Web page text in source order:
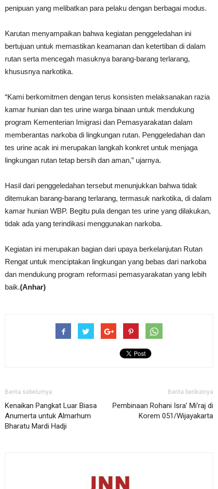
penipuan yang melibatkan para pelaku dengan berbagai modus.
Karutan menyampaikan bahwa kegiatan penggeledahan ini
bertujuan untuk memastikan keamanan dan ketertiban di dalam
rutan serta mencegah masuknya barang-barang terlarang,
khususnya narkotika.
“Kami berkomitmen dengan terus konsisten melaksanakan razia
kamar hunian dan tes urine warga binaan untuk mendukung
program Kementerian Imigrasi dan Pemasyarakatan dalam
memberantas narkoba di lingkungan rutan. Penggeledahan dan
tes urine acak ini merupakan langkah konkret untuk menjaga
lingkungan rutan tetap bersih dan aman,” ujarnya.
Hasil dari penggeledahan tersebut menunjukkan bahwa tidak
ditemukan barang-barang terlarang, termasuk narkotika, di dalam
kamar hunian WBP. Begitu pula dengan tes urine yang dilakukan,
tidak ada yang terindikasi menggunakan narkoba.
Kegiatan ini merupakan bagian dari upaya berkelanjutan Rutan
Rengat untuk menciptakan lingkungan yang bebas dari narkoba
dan mendukung program reformasi pemasyarakatan yang lebih
baik.(Anhar)
Berita sebelumya
Kenaikan Pangkat Luar Biasa
Anumerta untuk Almarhum
Bharatu Mardi Hadji
Berita berikutnya
Pembinaan Rohani Isra’ Mi’raj di
Korem 051/Wijayakarta